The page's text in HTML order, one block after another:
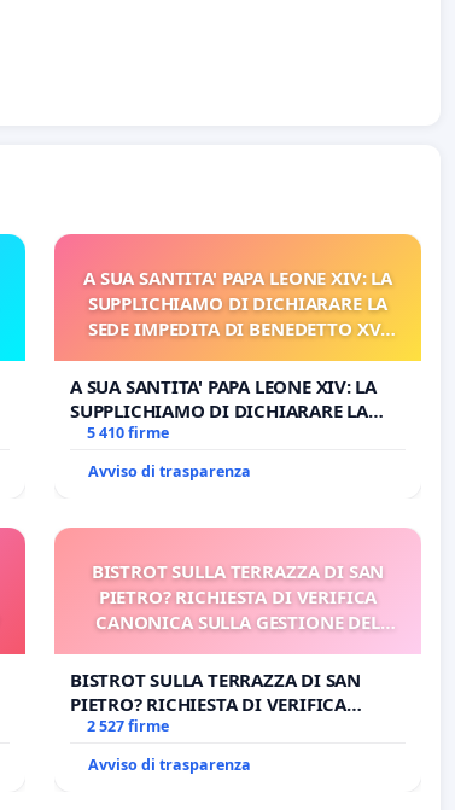
A SUA SANTITA' PAPA LEONE XIV: LA
SUPPLICHIAMO DI DICHIARARE LA
SEDE IMPEDITA DI BENEDETTO XVI
PROCESSO
A SUA SANTITA' PAPA LEONE XIV: LA
SUPPLICHIAMO DI DICHIARARE LA
SEDE IMPEDITA DI BENEDETTO XVI E/O
DI FAR APRIRE IL RELATIVO PROCESSO
5 410 firme
Avviso di trasparenza
BISTROT SULLA TERRAZZA DI SAN
PIETRO? RICHIESTA DI VERIFICA
CANONICA SULLA GESTIONE DEL
BISTROT SULLA TERRAZZA DI SAN
PIETRO? RICHIESTA DI VERIFICA
CANONICA SULLA GESTIONE DEL
CARD. GAMBETTI
2 527 firme
Avviso di trasparenza